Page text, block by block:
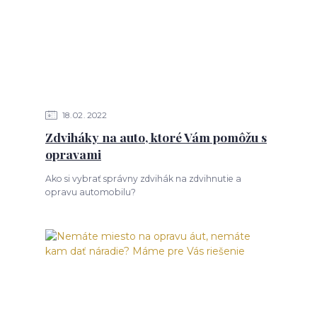
18 02 2022
Zdviháky na auto, ktoré Vám pomôžu s
opravami
Ako si vybrať správny zdvihák na zdvihnutie a
opravu automobilu?